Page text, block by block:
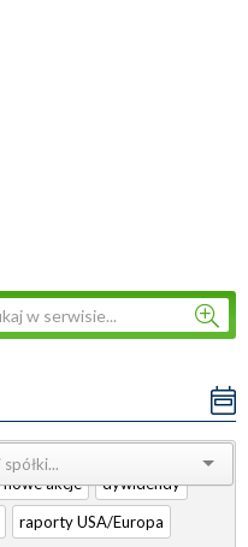
nowe akcje
dywidendy
raporty USA/Europa